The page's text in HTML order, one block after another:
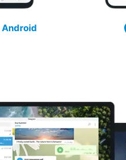
Android